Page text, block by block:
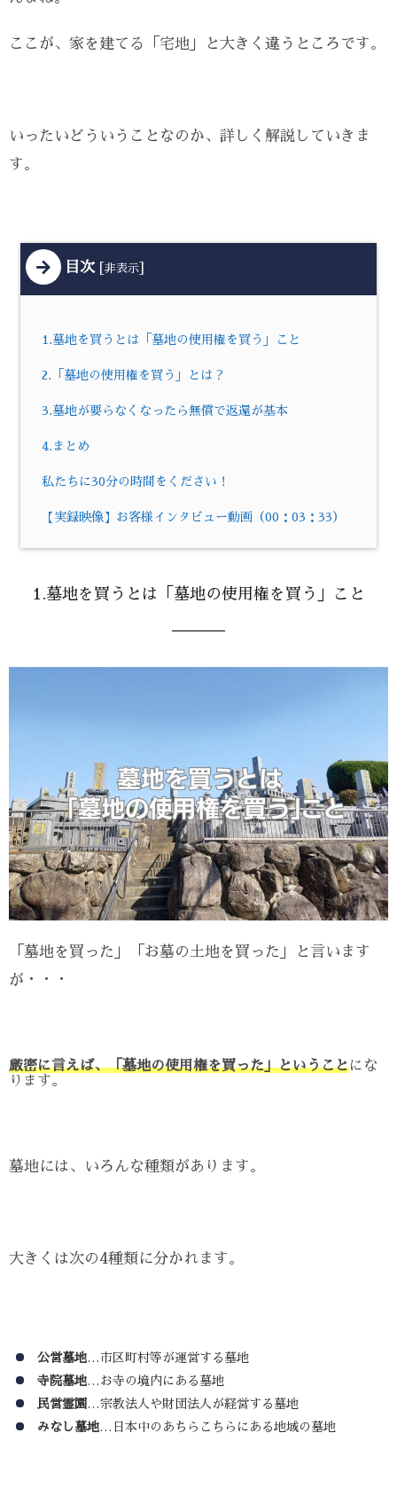
ここが、家を建てる「宅地」と大きく違うところです。
いったいどういうことなのか、詳しく解説していきま
す。
目次 非表示
1.墓地を買うとは「墓地の使用権を買う」こと
2.「墓地の使用権を買う」とは？
3.墓地が要らなくなったら無償で返還が基本
4.まとめ
私たちに30分の時間をください！
【実録映像】お客様インタビュー動画（00：03：33）
1.墓地を買うとは「墓地の使用権を買う」こと
「墓地を買った」「お墓の土地を買った」と言います
が・・・
厳密に言えば、「墓地の使用権を買った」ということにな
ります。
墓地には、いろんな種類があります。
大きくは次の4種類に分かれます。
公営墓地…市区町村等が運営する墓地
寺院墓地…お寺の境内にある墓地
民営霊園…宗教法人や財団法人が経営する墓地
みなし墓地…日本中のあちらこちらにある地域の墓地